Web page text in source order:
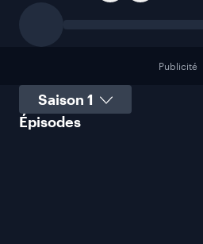
Publicité
Sélectionner une saison
Épisodes